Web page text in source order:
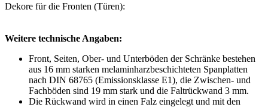
Dekore für die Fronten (Türen):
Weitere technische Angaben:
Front, Seiten, Ober- und Unterböden der Schränke bestehen
aus 16 mm starken melaminharzbeschichteten Spanplatten
nach DIN 68765 (Emissionsklasse E1), die Zwischen- und
Fachböden sind 19 mm stark und die Faltrückwand 3 mm.
Die Rückwand wird in einen Falz eingelegt und mit den